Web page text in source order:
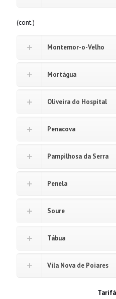
(cont.)
Montemor-o-Velho
Mortágua
Oliveira do Hospital
Penacova
Pampilhosa da Serra
Penela
Soure
Tábua
Vila Nova de Poiares